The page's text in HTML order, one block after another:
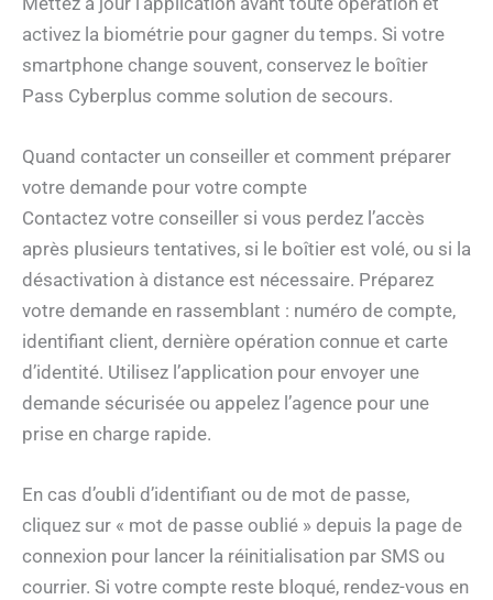
activez la biométrie pour gagner du temps. Si votre
smartphone change souvent, conservez le boîtier
Pass Cyberplus comme solution de secours.
Quand contacter un conseiller et comment préparer
votre demande pour votre compte
Contactez votre conseiller si vous perdez l’accès
après plusieurs tentatives, si le boîtier est volé, ou si la
désactivation à distance est nécessaire. Préparez
votre demande en rassemblant : numéro de compte,
identifiant client, dernière opération connue et carte
d’identité. Utilisez l’application pour envoyer une
demande sécurisée ou appelez l’agence pour une
prise en charge rapide.
En cas d’oubli d’identifiant ou de mot de passe,
cliquez sur « mot de passe oublié » depuis la page de
connexion pour lancer la réinitialisation par SMS ou
courrier. Si votre compte reste bloqué, rendez-vous en